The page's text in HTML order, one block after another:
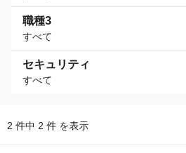
職種3
すべて
セキュリティ
すべて
2 件中 2 件 を表示